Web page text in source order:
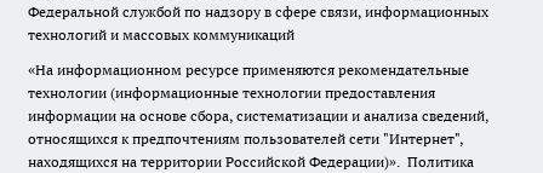
Федеральной службой по надзору в сфере связи, информационных
технологий и массовых коммуникаций
«На информационном ресурсе применяются рекомендательные
технологии (информационные технологии предоставления
информации на основе сбора, систематизации и анализа сведений,
относящихся к предпочтениям пользователей сети "Интернет",
находящихся на территории Российской Федерации)». Политика